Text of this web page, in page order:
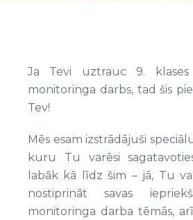
Ja Tevi uztrauc 9.
monitoringa darbs, tad šis
Tev!
Mēs esam izstrādājuši
kuru Tu varēsi
labāk kā līdz šim – jā, Tu
nostiprināt savas
monitoringa darba tēmās,